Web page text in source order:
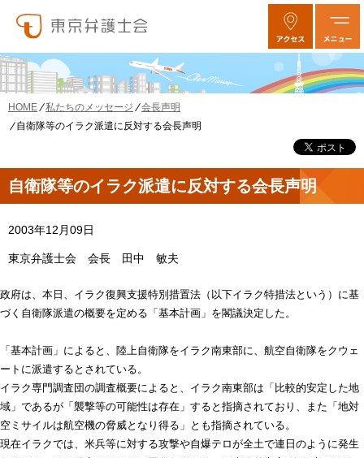
HOME 私たちのメッセージ
会長声明
自衛隊等のイラク派遣に反対する会長声明
自衛隊等のイラク派遣に反対する会長声明
2003年12月09日
東京弁護士会 会長 田中 敏夫
政府は、本日、イラク復興支援特別措置法（以下イラク特措法という）に基
づく自衛隊派遣の概要を定める「基本計画」を閣議決定した。
「基本計画」によると、陸上自衛隊をイラク南東部に、航空自衛隊をクウェ
ートに派遣するとされている。
イラク専門調査団の調査概要によると、イラク南東部は「比較的安定した地
域」であるが「襲撃等の可能性は存在」すると指摘されており、また「地対
空ミサイルは航空機の脅威となり得る」とも指摘されている。
現在イラクでは、米兵等に対する攻撃や自爆テロが全土で連日のように発生